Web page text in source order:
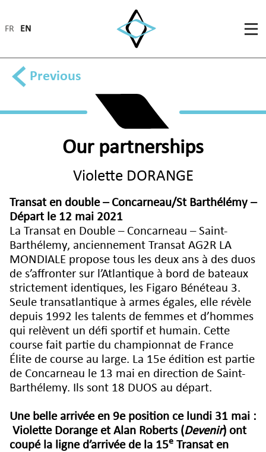
FR EN
Previous
Our partnerships
Violette DORANGE
Transat en double – Concarneau/St Barthélémy –
Départ le 12 mai 2021
La Transat en Double – Concarneau – Saint-
Barthélemy, anciennement Transat AG2R LA
MONDIALE propose tous les deux ans à des duos
de s’affronter sur l’Atlantique à bord de bateaux
strictement identiques, les Figaro Bénéteau 3.
Seule transatlantique à armes égales, elle révèle
depuis 1992 les talents de femmes et d’hommes
qui relèvent un défi sportif et humain. Cette
course fait partie du championnat de France
Élite de course au large. La 15e édition est partie
de Concarneau le 13 mai en direction de Saint-
Barthélemy. Ils sont 18 DUOS au départ.
Une belle arrivée en 9e position ce lundi 31 mai :
Violette Dorange et Alan Roberts (Devenir) ont
coupé la ligne d’arrivée de la 15e Transat en